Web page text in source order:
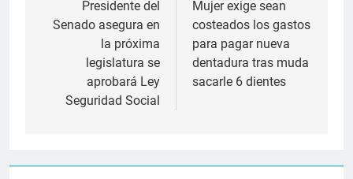
entradas
Presidente del
Senado asegura en
la próxima
legislatura se
aprobará Ley
Seguridad Social
Mujer exige sean
costeados los gastos
para pagar nueva
dentadura tras muda
sacarle 6 dientes